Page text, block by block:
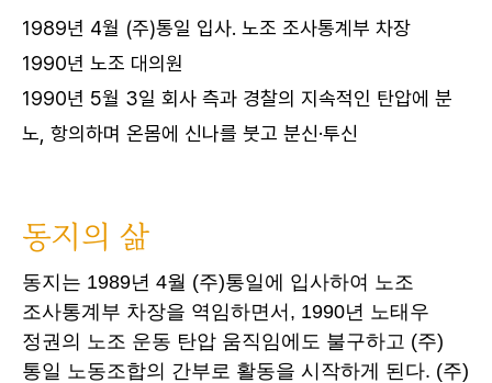
1989년 4월 (주)통일 입사. 노조 조사통계부 차장
1990년 노조 대의원
1990년 5월 3일 회사 측과 경찰의 지속적인 탄압에 분
노, 항의하며 온몸에 신나를 붓고 분신·투신
동지의 삶
동지는 1989년 4월 (주)통일에 입사하여 노조
조사통계부 차장을 역임하면서, 1990년 노태우
정권의 노조 운동 탄압 움직임에도 불구하고 (주)
통일 노동조합의 간부로 활동을 시작하게 된다. (주)